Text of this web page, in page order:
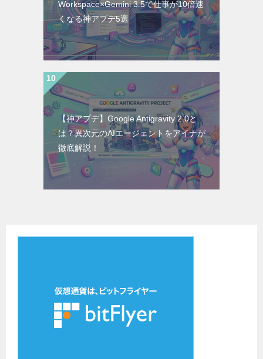
Workspace×Gemini 3.5で仕事が10倍速
くなる神アプデ5選
【神アプデ】Google Antigravity 2.0と
は？異次元のAIエージェントをアイナが
徹底解説！